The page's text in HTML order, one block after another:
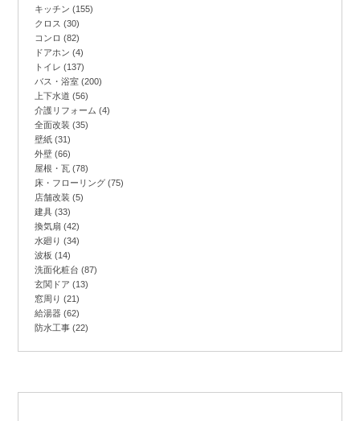
キッチン (155)
クロス (30)
コンロ (82)
ドアホン (4)
トイレ (137)
バス・浴室 (200)
上下水道 (56)
介護リフォーム (4)
全面改装 (35)
壁紙 (31)
外壁 (66)
屋根・瓦 (78)
床・フローリング (75)
店舗改装 (5)
建具 (33)
換気扇 (42)
水廻り (34)
波板 (14)
洗面化粧台 (87)
玄関ドア (13)
窓周り (21)
給湯器 (62)
防水工事 (22)